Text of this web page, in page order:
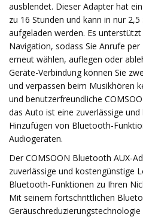
ausblendet. Dieser Adapter hat
zu 16 Stunden und kann in nur
aufgeladen werden. Es
Navigation, sodass Sie Anrufe
erneut wählen, auflegen oder
Geräte-Verbindung können Sie
und verpassen beim Musikhören
und benutzerfreundliche
das Auto ist eine zuverlässige
Hinzufügen von Bluetooth-
Audiogeräten.
Der COMSOON Bluetooth AUX-
zuverlässige und kostengünstige
Bluetooth-Funktionen zu Ihren
Mit seinem fortschrittlichen